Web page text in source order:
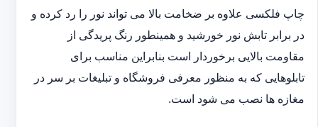
چاپ فلکسی علاوه بر ضخامت بالا می تواند نور را رد کرده و
در برابر تابش نور خورشید و همینطور رنگ پریدگی از
مقاومت بالایی برخوردار است بنابراین مناسب برای
تابلوهایی که به منظور معرفی فروشگاه و تبلیغات بر سر در
مغازه ها نصب می شود است.